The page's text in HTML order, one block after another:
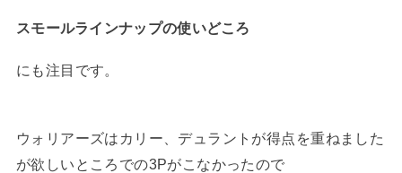
スモールラインナップの使いどころ
にも注目です。
ウォリアーズはカリー、デュラントが得点を重ねました
が欲しいところでの3Pがこなかったので